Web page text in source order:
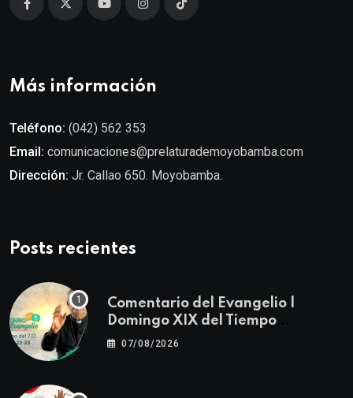
Más información
Teléfono: (042) 562 353
Email: comunicaciones@prelaturademoyobamba.com
Dirección: Jr. Callao 650. Moyobamba.
Posts recientes
Comentario del Evangelio |
Domingo XIX del Tiempo
Ordinario | Mateo 14, 22-23
07/08/2026